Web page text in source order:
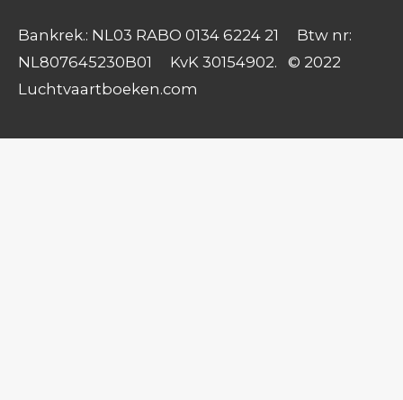
Bankrek.: NL03 RABO 0134 6224 21 Btw nr:
NL807645230B01 KvK 30154902. © 2022
Luchtvaartboeken.com